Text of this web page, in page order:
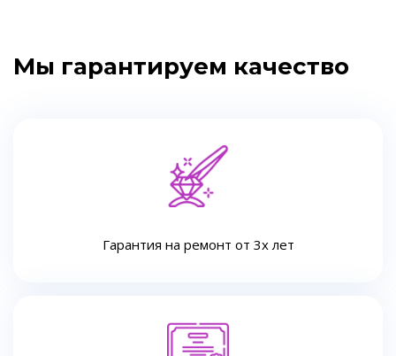
Мы гарантируем качество
Гарантия на ремонт от 3х лет